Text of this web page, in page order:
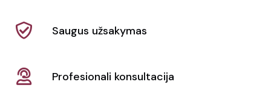
Saugus užsakymas
Profesionali konsultacija